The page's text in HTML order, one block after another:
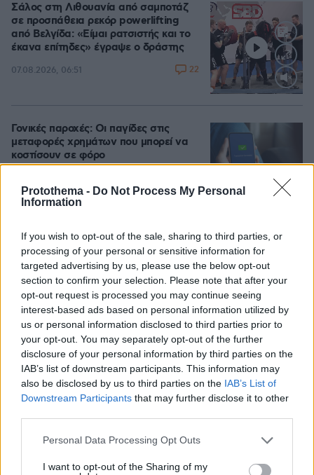
Protothema - Do Not Process My Personal
Information
If you wish to opt-out of the sale, sharing to third parties, or
processing of your personal or sensitive information for
targeted advertising by us, please use the below opt-out
section to confirm your selection. Please note that after your
opt-out request is processed you may continue seeing
interest-based ads based on personal information utilized by
us or personal information disclosed to third parties prior to
your opt-out. You may separately opt-out of the further
disclosure of your personal information by third parties on the
IAB’s list of downstream participants. This information may
also be disclosed by us to third parties on the IAB’s List of
Downstream Participants that may further disclose it to other
Please note that this website/app uses one or more Google
not limited to your visit or usage behaviour. You may click to
Personal Data Processing Opt Outs
I want to opt-out of the Sharing of my
Loaded
Σάλος στη Λιθουανία από σαμποτάζ
σε προσπάθεια ρεκόρ powerlifting
από Βελγίδα: «Είμαι ρατσιστής και το
έκανα επίτηδες» έγραψε ο δράστης
07.08.2026, 06:51 22
Γονικές παροχές: Οι παγίδες στις
μεταφορές χρημάτων που μπορεί να
κοστίσουν σε φόρο
Η Ιουλία Καλλιμάνη θύμωσε με θεατή
που της πέταξε λουλούδια στην
Ηγουμενίτσα: Του τα επέστρεψε στο
κεφάλι και είπε «εσένα σ' αρέσει
αυτό...», δείτε βίντεο
07.08.2026, 06:39 31
Η αποκαλυπτική κατάθεση της
συζύγου του Αφγανού: Πώς
γνωρίσαμε τη Λίσα, γιατί υποψιάστηκα